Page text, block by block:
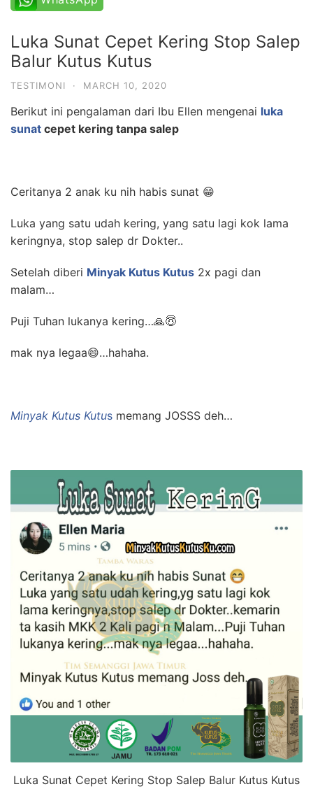
Luka Sunat Cepet Kering Stop Salep
Balur Kutus Kutus
TESTIMONI · MARCH 10, 2020
Berikut ini pengalaman dari Ibu Ellen mengenai luka
sunat cepet kering tanpa salep
Ceritanya 2 anak ku nih habis sunat 😁
Luka yang satu udah kering, yang satu lagi kok lama
keringnya, stop salep dr Dokter..
Setelah diberi Minyak Kutus Kutus 2x pagi dan
malam…
Puji Tuhan lukanya kering…🙏😇
mak nya legaa😄…hahaha.
Minyak Kutus Kutus memang JOSSS deh…
Luka Sunat Cepet Kering Stop Salep Balur Kutus Kutus